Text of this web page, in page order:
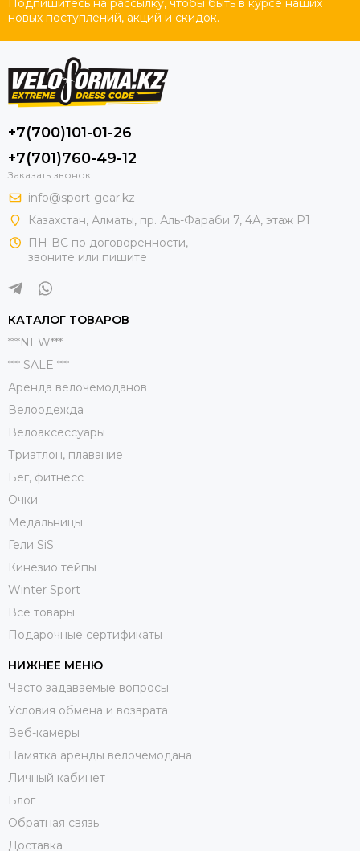
Подпишитесь на рассылку, чтобы быть в курсе наших
новых поступлений, акций и скидок.
+7(700)101-01-26
+7(701)760-49-12
Заказать звонок
info@sport-gear.kz
Казахстан, Алматы, пр. Аль-Фараби 7, 4А, этаж Р1
ПН-ВС по договоренности,
звоните или пишите
КАТАЛОГ ТОВАРОВ
***NEW***
*** SALE ***
Аренда велочемоданов
Велоодежда
Велоаксессуары
Триатлон, плавание
Бег, фитнесс
Очки
Медальницы
Гели SiS
Кинезио тейпы
Winter Sport
Все товары
Подарочные сертификаты
НИЖНЕЕ МЕНЮ
Часто задаваемые вопросы
Условия обмена и возврата
Веб-камеры
Памятка аренды велочемодана
Личный кабинет
Блог
Обратная связь
Доставка